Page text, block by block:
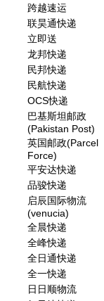
跨越速运
联昊通快递
立即送
龙邦快递
民邦快递
民航快递
OCS快递
巴基斯坦邮政
(Pakistan Post)
英国邮政(Parcel
Force)
平安达快递
品骏快递
启辰国际物流
(venucia)
全晨快递
全峰快递
全日通快递
全一快递
日日顺物流